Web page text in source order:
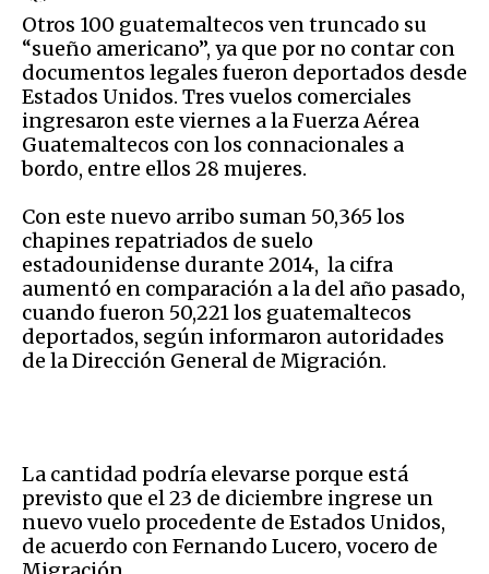
Otros 100 guatemaltecos ven truncado su
“sueño americano”, ya que por no contar con
documentos legales fueron deportados desde
Estados Unidos. Tres vuelos comerciales
ingresaron este viernes a la Fuerza Aérea
Guatemaltecos con los connacionales a
bordo, entre ellos 28 mujeres.
Con este nuevo arribo suman 50,365 los
chapines repatriados de suelo
estadounidense durante 2014, la cifra
aumentó en comparación a la del año pasado,
cuando fueron 50,221 los guatemaltecos
deportados, según informaron autoridades
de la Dirección General de Migración.
La cantidad podría elevarse porque está
previsto que el 23 de diciembre ingrese un
nuevo vuelo procedente de Estados Unidos,
de acuerdo con Fernando Lucero, vocero de